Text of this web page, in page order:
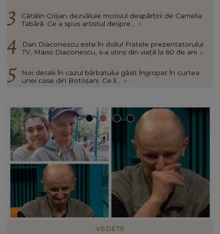
Cătălin Crișan dezvăluie motivul despărțirii de Camelia
Tabără. Ce a spus artistul despre...
»
Dan Diaconescu este în doliu! Fratele prezentatorului
TV, Mario Diaconescu, s-a stins din viață la 60 de ani »
Noi detalii în cazul bărbatului găsit îngropat în curtea
unei case din Botoșani. Ce îi...
»
VEDETE